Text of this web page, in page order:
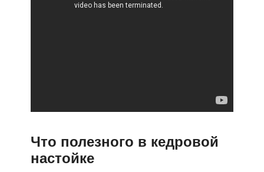
Что полезного в кедровой
настойке